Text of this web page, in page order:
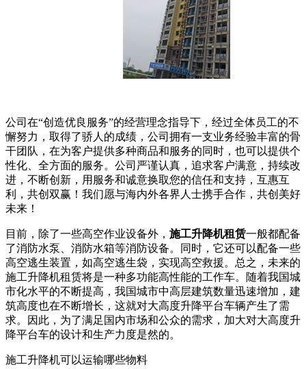
公司在“创造优良服务”的经营理念指导下，经过全体员工的不
懈努力，取得了骄人的成绩，公司拥有一支业务经验丰富的骨
干团队，在为客户提供多种商品和服务的同时，也可以提供个
性化、全方面的服务。公司严谨认真，追求客户满意，持续改
进，不断创新，用服务和诚意换取您的信任和支持，互惠互
利，共创双赢！我们愿与海内外各界人士携手合作，共创美好
未来！
目前，除了一些高空作业设备外， 施工升降机租赁一般都配备
了消防水泵、消防水箱等消防设备。同时，它还可以配备一些
高空逃生装置，如高空逃生袋，实现高空救援。总之，未来的
施工升降机租赁将是一种多功能高性能的工作车。随着我国城
市化水平的不断提高，我国城市中高层建筑数量迅速增加，建
筑高度也在不断增长，这就对大高度升降平台车辆产生了需
求。因此，为了满足国内市场和公众的需求，加大对大高度升
降平台车的设计和生产力度是然的。
施工升降机可以运输哪些物料